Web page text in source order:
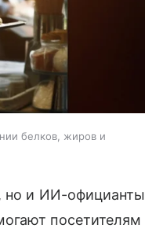
белков, жиров и
но и ИИ-официанты
посетителям